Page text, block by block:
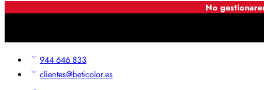
No
944 646 833
clientes@beticolor.es